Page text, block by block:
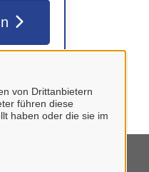
von Drittanbietern
führen diese
haben oder die sie im